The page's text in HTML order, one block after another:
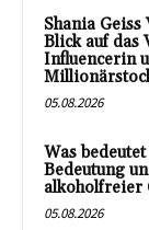
Shania
Blick auf das
Influencerin
05.08.2026
Was bedeutet
Bedeutung
alkoholfreier
05.08.2026